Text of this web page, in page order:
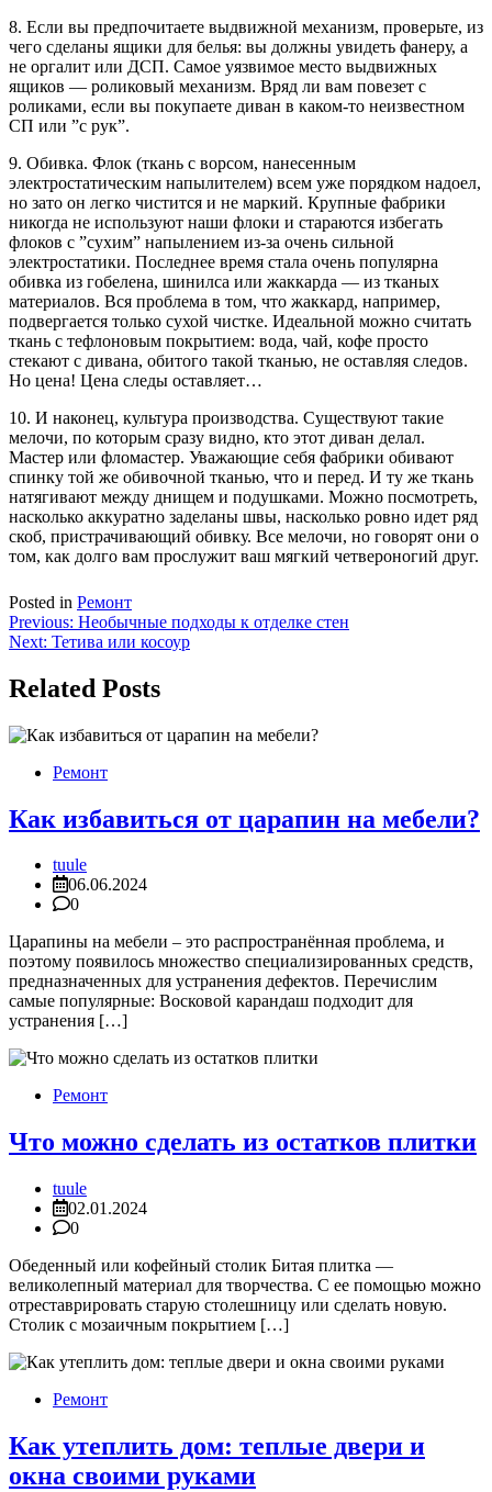
8. Если вы предпочитаете выдвижной механизм, проверьте, из
чего сделаны ящики для белья: вы должны увидеть фанеру, а
не оргалит или ДСП. Самое уязвимое место выдвижных
ящиков — роликовый механизм. Вряд ли вам повезет с
роликами, если вы покупаете диван в каком-то неизвестном
СП или ”с рук”.
9. Обивка. Флок (ткань с ворсом, нанесенным
электростатическим напылителем) всем уже порядком надоел,
но зато он легко чистится и не маркий. Крупные фабрики
никогда не используют наши флоки и стараются избегать
флоков с ”сухим” напылением из-за очень сильной
электростатики. Последнее время стала очень популярна
обивка из гобелена, шинилса или жаккарда — из тканых
материалов. Вся проблема в том, что жаккард, например,
подвергается только сухой чистке. Идеальной можно считать
ткань с тефлоновым покрытием: вода, чай, кофе просто
стекают с дивана, обитого такой тканью, не оставляя следов.
Но цена! Цена следы оставляет…
10. И наконец, культура производства. Существуют такие
мелочи, по которым сразу видно, кто этот диван делал.
Мастер или фломастер. Уважающие себя фабрики обивают
спинку той же обивочной тканью, что и перед. И ту же ткань
натягивают между днищем и подушками. Можно посмотреть,
насколько аккуратно заделаны швы, насколько ровно идет ряд
скоб, пристрачивающий обивку. Все мелочи, но говорят они о
том, как долго вам прослужит ваш мягкий четвероногий друг.
Posted in Ремонт
Навигация
по
записям
Previous: Необычные подходы к отделке стен
Next: Тетива или косоур
Related Posts
Ремонт
Как избавиться от царапин на мебели?
tuule
06.06.2024
0
Царапины на мебели – это распространённая проблема, и
поэтому появилось множество специализированных средств,
предназначенных для устранения дефектов. Перечислим
самые популярные: Восковой карандаш подходит для
устранения […]
Ремонт
Что можно сделать из остатков плитки
tuule
02.01.2024
0
Обеденный или кофейный столик Битая плитка —
великолепный материал для творчества. С ее помощью можно
отреставрировать старую столешницу или сделать новую.
Столик с мозаичным покрытием […]
Ремонт
Как утеплить дом: теплые двери и
окна своими руками